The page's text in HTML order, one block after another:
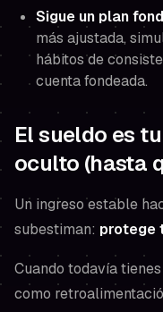
Sigue un plan
más ajustada,
hábitos de
cuenta fondeada.
El sueldo es
oculto (hasta
Un ingreso estable
subestiman: protege
Cuando todavía
como